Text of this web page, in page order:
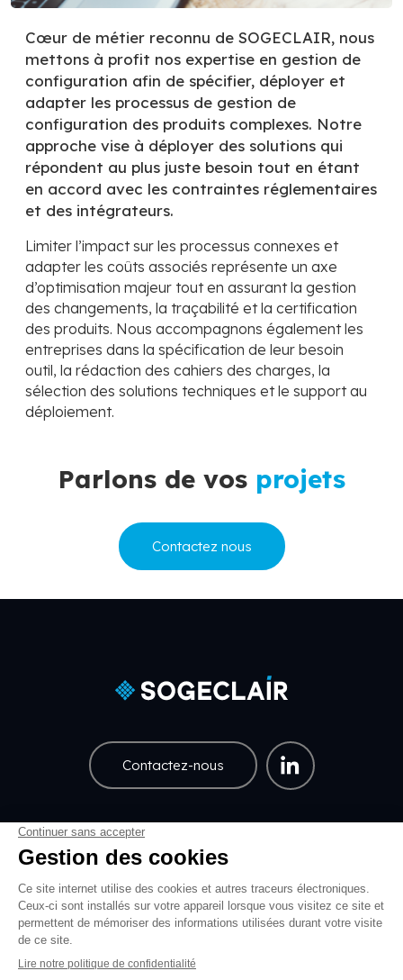
Cœur de métier reconnu de SOGECLAIR, nous
mettons à profit nos expertise en gestion de
configuration afin de spécifier, déployer et
adapter les processus de gestion de
configuration des produits complexes. Notre
approche vise à déployer des solutions qui
répondent au plus juste besoin tout en étant
en accord avec les contraintes réglementaires
et des intégrateurs.
Limiter l’impact sur les processus connexes et
adapter les coûts associés représente un axe
d’optimisation majeur tout en assurant la gestion
des changements, la traçabilité et la certification
des produits. Nous accompagnons également les
entreprises dans la spécification de leur besoin
outil, la rédaction des cahiers des charges, la
sélection des solutions techniques et le support au
déploiement.
Parlons de vos projets
Contactez nous
Contactez-nous
Menu Pied de page
Carrières Marché boursier
Pied de page Légal
Mentions légales